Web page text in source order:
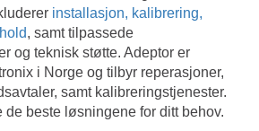
installasjon, kalibrering,
, samt tilpassede
og teknisk støtte. Adeptor er
i Norge og tilbyr reperasjoner,
samt kalibreringstjenester.
de beste løsningene for ditt behov.